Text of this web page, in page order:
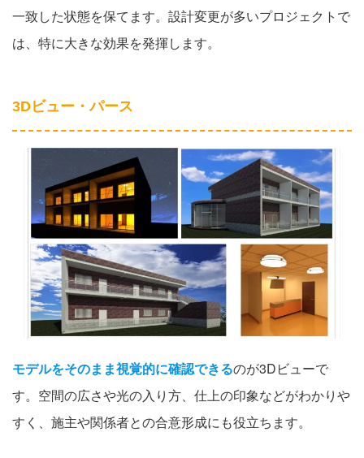
一致した状態を保てます。設計変更が多いプロジェクトで
は、特に大きな効果を発揮します。
3Dビュー・パース
モデルをそのまま視覚的に確認できるのが3Dビューで
す。空間の広さや光の入り方、仕上の印象などがわかりや
すく、施主や関係者との合意形成にも役立ちます。